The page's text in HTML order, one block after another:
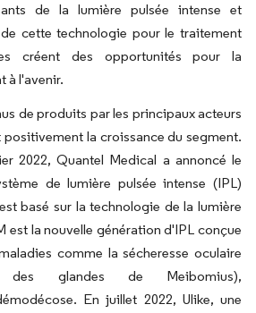
de la lumière pulsée intense et
cette technologie pour le traitement
créent des opportunités pour la
à l'avenir.
de produits par les principaux acteurs
la croissance du segment.
2022, Quantel Medical a annoncé le
de lumière pulsée intense (IPL)
basé sur la technologie de la lumière
est la nouvelle génération d'IPL conçue
comme la sécheresse oculaire
des glandes de Meibomius),
En juillet 2022, Ulike, une